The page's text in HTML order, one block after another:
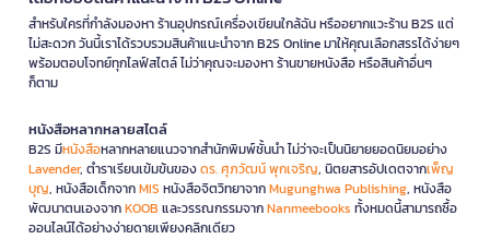
สำหรับใครที่กำลังมองหา ร้านอุปกรณ์เครื่องเขียนใกล้ฉัน หรืออยากแวะร้าน B2S แต่
ไม่สะดวก วันนี้เราได้รวบรวมสินค้าแนะนำจาก B2S Online มาให้คุณเลือกสรรได้ง่ายๆ
พร้อมตอบโจทย์ทุกไลฟ์สไตล์ ไม่ว่าคุณจะมองหา ร้านขายหนังสือ หรือสินค้าอื่นๆ
ก็ตาม
หนังสือหลากหลายสไตล์
B2S มีหนังสือหลากหลายแนวจากสำนักพิมพ์ชั้นนำ ไม่ว่าจะเป็นนิยายยอดนิยมอย่าง
Lavender, ตำราเรียนเข้มข้นของดร. ศุภวัฒน์ พุกเจริญ, นิตยสารอัปเดตจากเพ็ญ
บุญ, หนังสือเด็กจากMIS หนังสือจิตวิทยาจากMugunghwa Publishing, หนังสือ
พัฒนาตนเองจากKOOB และวรรณกรรมจากNanmeebooks ทั้งหมดนี้สามารถซื้อ
ออนไลน์ได้อย่างง่ายดายเพียงคลิกเดียว